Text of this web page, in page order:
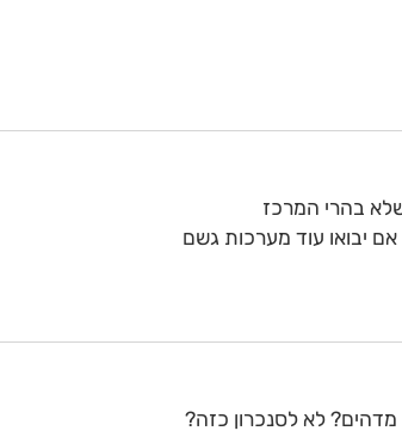
בהרי המרכז
אם יבואו עוד מערכות גשם
מדהים? לא לסנכרון כזה?